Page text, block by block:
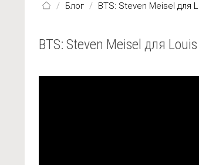
Блог BTS: Steven Meisel для
BTS: Steven Meisel для